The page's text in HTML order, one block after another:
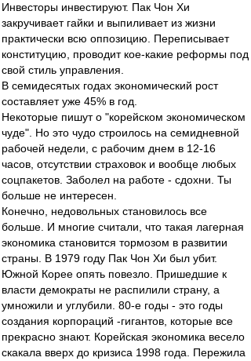
Инвесторы инвестируют. Пак Чон Хи
закручивает гайки и выпиливает из жизни
практически всю оппозицию. Переписывает
конституцию, проводит кое-какие реформы под
свой стиль управления.
В семидесятых годах экономический рост
составляет уже 45% в год.
Некоторые пишут о "корейском экономическом
чуде". Но это чудо строилось на семидневной
рабочей недели, с рабочим днем в 12-16
часов, отсутствии страховок и вообще любых
соцпакетов. Заболел на работе - сдохни. Ты
больше не интересен.
Конечно, недовольных становилось все
больше. И многие считали, что такая лагерная
экономика становится тормозом в развитии
страны. В 1979 году Пак Чон Хи был убит.
Южной Корее опять повезло. Пришедшие к
власти демократы не распилили страну, а
умножили и углубили. 80-е годы - это годы
создания корпораций -гигантов, которые все
прекрасно знают. Корейская экономика весело
скакала вверх до кризиса 1998 года. Пережила